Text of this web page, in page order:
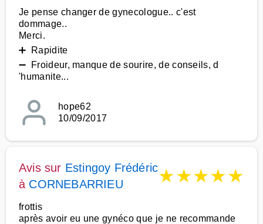
Je pense changer de gynecologue.. c'est
dommage..
Merci.
➕ Rapidite
➖ Froideur, manque de sourire, de conseils, d
'humanite...
hope62
10/09/2017
Avis sur Estingoy Frédéric
à CORNEBARRIEU ★★★★★
frottis
après avoir eu une gynéco que je ne recommande